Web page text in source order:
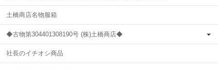
土橋商店名物服箱
◆古物第304401308190号 (株)土橋商店◆
社長のイチオシ商品